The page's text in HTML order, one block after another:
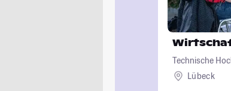
Technische
Lübeck